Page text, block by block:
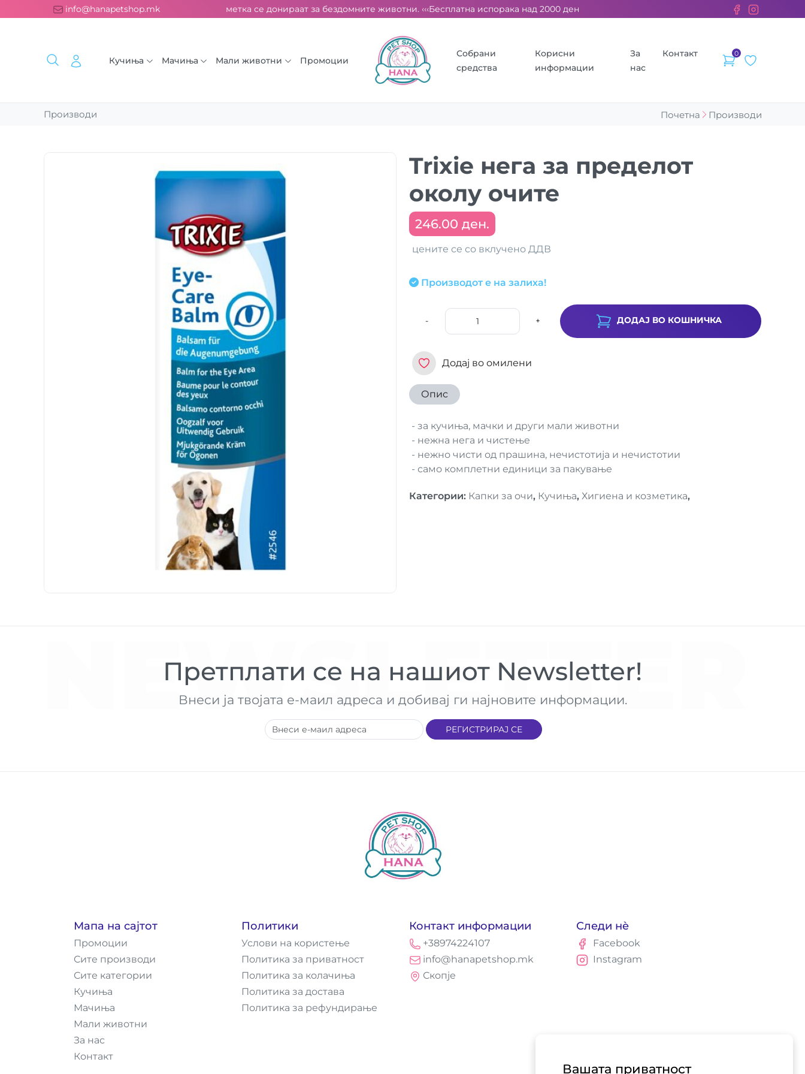
Вашата приватност
info@hanapetshop.mk
испорака над 2000 ден. ››› 2% од секоја сметка се донираат за бездомните животни. ‹‹‹ Бесплатна испорака над 2000 ден. ››› 2% од секоја сметка се донираат за бездомните
Кучиња Мачиња Мали животни Промоции
Собрани
средства
Корисни
информации
За
нас
Контакт 0
Производи Почетна Производи
Trixie нега за пределот
околу очите
246.00 ден.
цените се со вклучено ДДВ
Производот е на залиха!
- + ДОДАЈ ВО КОШНИЧКА
Додај во омилени
Опис
- за кучиња, мачки и други мали животни
- нежна нега и чистење
- нежно чисти од прашина, нечистотија и нечистотии
- само комплетни единици за пакување
Категории: Капки за очи, Кучиња, Хигиена и козметика,
NEWSLETTER
Претплати се на нашиот Newsletter!
Внеси ја твојата е-маил адреса и добивај ги најновите информации.
РЕГИСТРИРАЈ СЕ
Мапа на сајтот
Промоции
Сите производи
Сите категории
Кучиња
Мачиња
Мали животни
За нас
Контакт
Политики
Услови на користење
Политика за приватност
Политика за колачиња
Политика за достава
Политика за рефундирање
Контакт информации
+38974224107
info@hanapetshop.mk
Скопје
Следи нè
Facebook
Instagram